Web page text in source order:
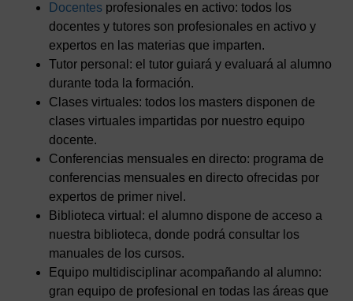
Docentes profesionales en activo: todos los
docentes y tutores son profesionales en activo y
expertos en las materias que imparten.
Tutor personal: el tutor guiará y evaluará al alumno
durante toda la formación.
Clases virtuales: todos los masters disponen de
clases virtuales impartidas por nuestro equipo
docente.
Conferencias mensuales en directo: programa de
conferencias mensuales en directo ofrecidas por
expertos de primer nivel.
Biblioteca virtual: el alumno dispone de acceso a
nuestra biblioteca, donde podrá consultar los
manuales de los cursos.
Equipo multidisciplinar acompañando al alumno:
gran equipo de profesional en todas las áreas que